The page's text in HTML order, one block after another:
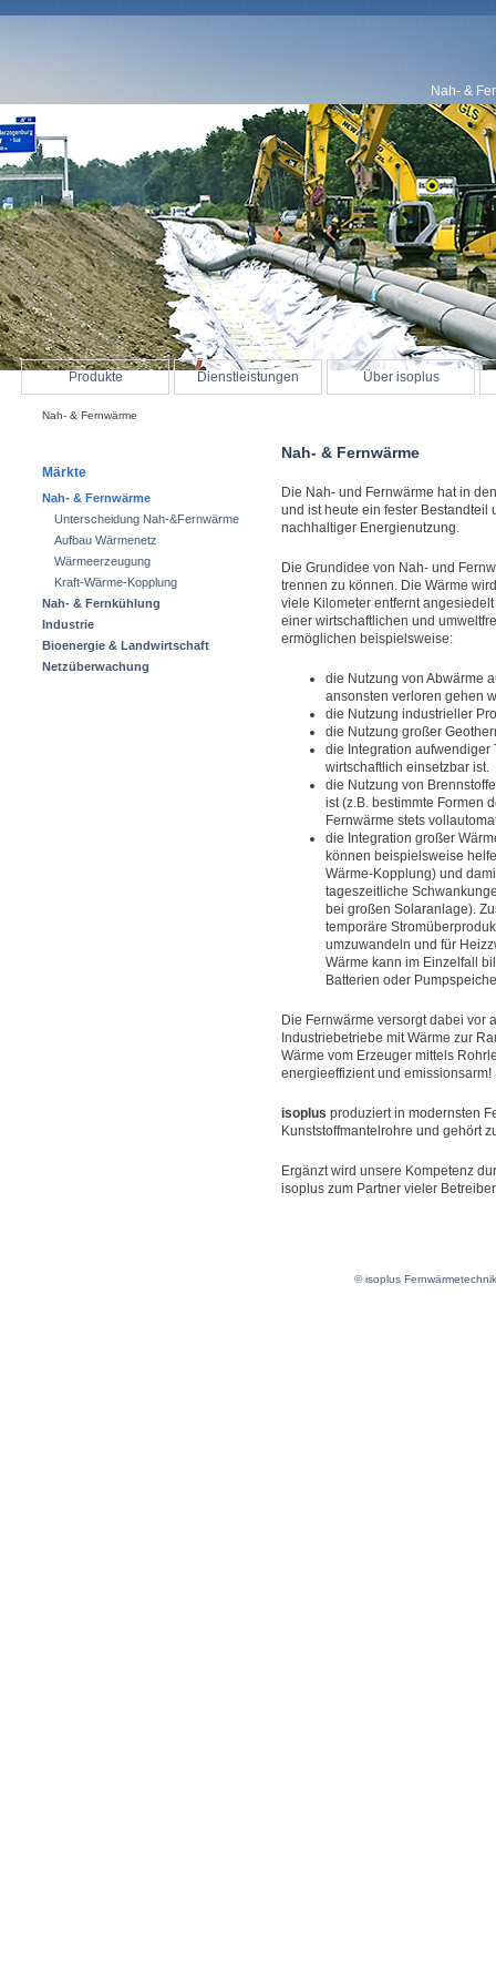
Nah- & Fernwärme
Nah- & Fernwärme
Die Nah- und Fernwärme hat in
und ist heute ein fester
nachhaltiger Energienutzung.
Die Grundidee von Nah- und
trennen zu können. Die Wärme
viele Kilometer entfernt
einer wirtschaftlichen und
ermöglichen beispielsweise:
die Nutzung von Abwärme
ansonsten verloren gehen
die Nutzung industrieller
die Nutzung großer
die Integration aufwendiger
wirtschaftlich einsetzbar ist.
die Nutzung von
ist (z.B. bestimmte Formen
Fernwärme stets
die Integration großer
können beispielsweise
Wärme-Kopplung) und
tageszeitliche
bei großen Solaranlage).
temporäre
umzuwandeln und für
Wärme kann im Einzelfall
Batterien oder
Die Fernwärme versorgt dabei vor
Industriebetriebe mit Wärme zur
Wärme vom Erzeuger mittels
energieeffizient und emissionsarm!
isoplus produziert in modernsten
Kunststoffmantelrohre und gehört
Ergänzt wird unsere Kompetenz
isoplus zum Partner vieler
Produkte Dienstleistungen Über isoplus
Märkte
Nah- & Fernwärme
Unterscheidung Nah-&Fernwärme
Aufbau Wärmenetz
Wärmeerzeugung
Kraft-Wärme-Kopplung
Nah- & Fernkühlung
Industrie
Bioenergie & Landwirtschaft
Netzüberwachung
Nah- &
© isoplus Fernwärmetechnik